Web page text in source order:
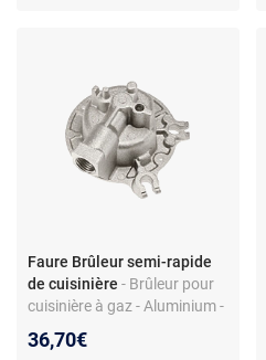
Faure Brûleur semi-rapide
de cuisinière - Brûleur pour
cuisinière à gaz - Aluminium -
modèles Faure
36,70€